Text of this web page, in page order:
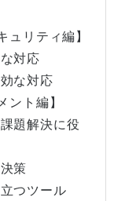
ュリティ編】
対応
な対応
ント編】
題解決に役
策
つツール